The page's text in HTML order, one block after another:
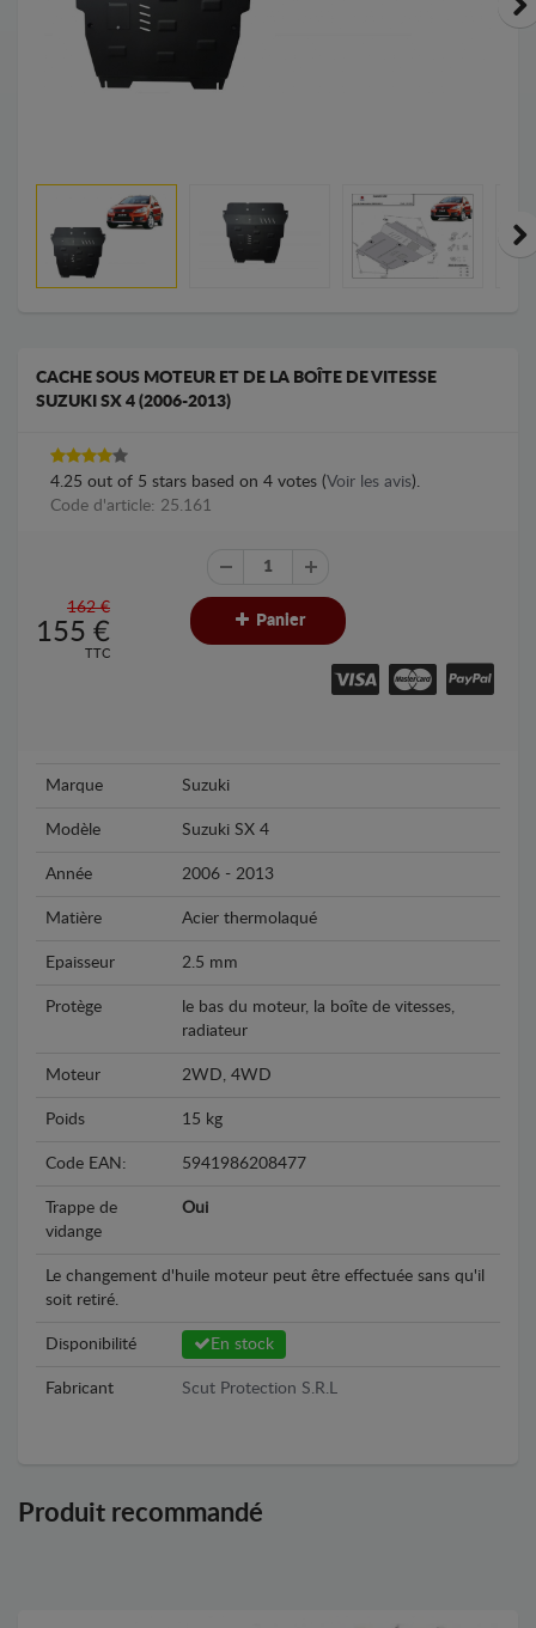
CACHE SOUS MOTEUR ET DE LA BOÎTE DE VITESSE
SUZUKI SX 4 (2006-2013)
4.25 out of 5 stars based on 4 votes (Voir les avis).
Code d'article: 25.161
162 €
155 €
TTC
Panier
Marque Suzuki
Modèle Suzuki SX 4
Année 2006 - 2013
Matière Acier thermolaqué
Epaisseur 2.5 mm
Protège
le bas du moteur, la boîte de vitesses,
radiateur
Moteur 2WD, 4WD
Poids 15 kg
Code EAN: 5941986208477
Trappe de
vidange
Oui
Le changement d'huile moteur peut être effectuée sans qu'il
soit retiré.
Disponibilité En stock
Fabricant Scut Protection S.R.L
Produit recommandé